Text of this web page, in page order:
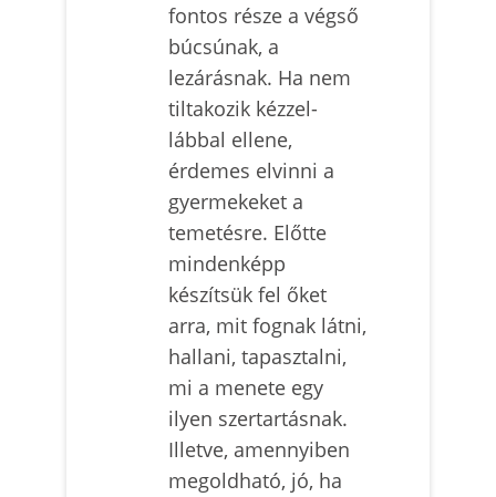
fontos része a végső
búcsúnak, a
lezárásnak. Ha nem
tiltakozik kézzel-
lábbal ellene,
érdemes elvinni a
gyermekeket a
temetésre. Előtte
mindenképp
készítsük fel őket
arra, mit fognak látni,
hallani, tapasztalni,
mi a menete egy
ilyen szertartásnak.
Illetve, amennyiben
megoldható, jó, ha